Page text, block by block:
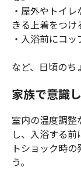
・屋外やトイ
きる上着をつけ
・入浴前にコ
など、日頃のち
家族で意識
室内の温度調整
し、入浴する
トショック時
う。